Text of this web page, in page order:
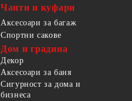
Чанти и куфари
Аксесоари за багаж
Спортни сакове
Дом и градина
Декор
Аксесоари за баня
Сигурност за дома и
бизнеса